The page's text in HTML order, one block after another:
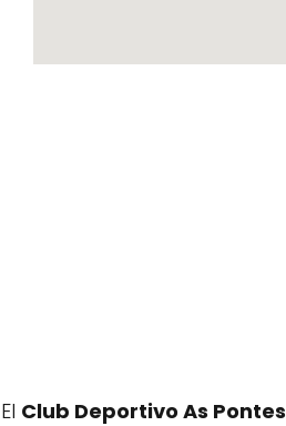
El Club Deportivo As Pontes